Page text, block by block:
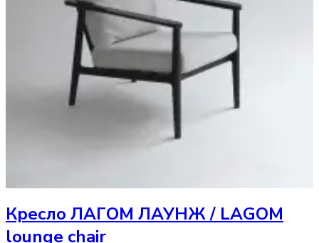
Кресло ЛАГОМ ЛАУНЖ / LAGOM
lounge chair